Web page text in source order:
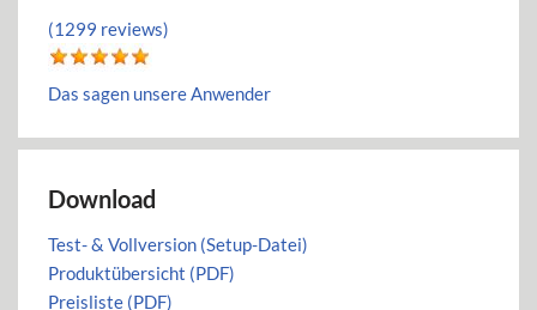
(1299 reviews)
Das sagen unsere Anwender
Download
Test- & Vollversion (Setup-Datei)
Produktübersicht (PDF)
Preisliste (PDF)